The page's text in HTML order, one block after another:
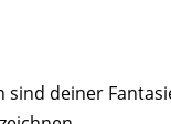
deiner